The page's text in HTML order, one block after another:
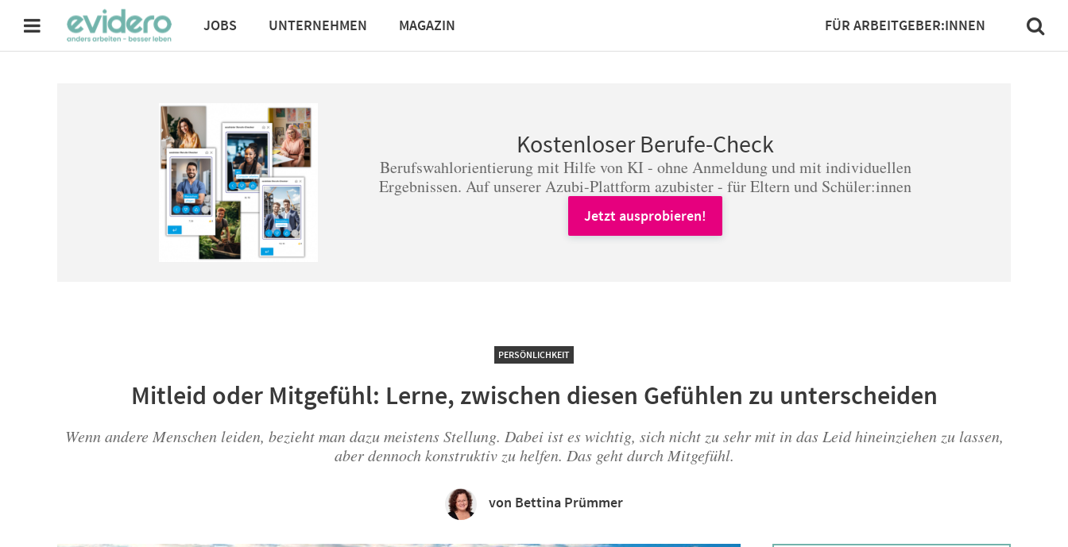
JOBS UNTERNEHMEN MAGAZIN FÜR ARBEITGEBER:INNEN
Kostenloser Berufe-Check
Berufswahlorientierung mit Hilfe von KI - ohne Anmeldung und mit individuellen
Ergebnissen. Auf unserer Azubi-Plattform azubister - für Eltern und Schüler:innen
Jetzt ausprobieren!
PERSÖNLICHKEIT
Mitleid oder Mitgefühl: Lerne, zwischen diesen Gefühlen zu unterscheiden
Wenn andere Menschen leiden, bezieht man dazu meistens Stellung. Dabei ist es wichtig, sich nicht zu sehr mit in das Leid hineinziehen zu lassen,
aber dennoch konstruktiv zu helfen. Das geht durch Mitgefühl.
von Bettina Prümmer